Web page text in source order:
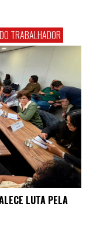
TRABALHADOR
LUTA PELA